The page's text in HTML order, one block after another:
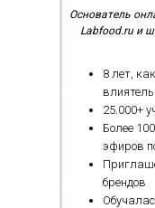
8 лет,
25.000+
Более
эфиров
брендов
Основатель
Labfood.ru и